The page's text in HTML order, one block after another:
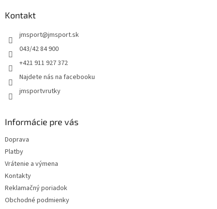
Kontakt
jmsport@jmsport.sk
043/42 84 900
+421 911 927 372
Najdete nás na facebooku
jmsportvrutky
Informácie pre vás
Doprava
Platby
Vrátenie a výmena
Kontakty
Reklamačný poriadok
Obchodné podmienky